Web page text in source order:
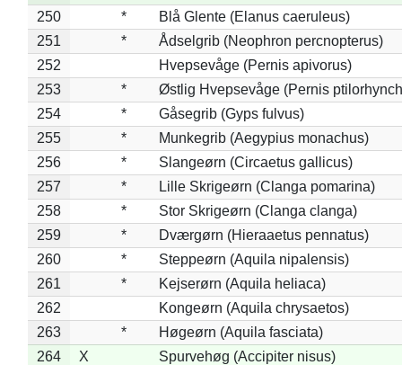
250 *
Blå Glente (Elanus caeruleus)
251
*
Ådselgrib (Neophron percnopterus)
252
Hvepsevåge (Pernis apivorus)
253
*
Østlig Hvepsevåge (Pernis
254
*
Gåsegrib (Gyps fulvus)
255
*
Munkegrib (Aegypius monachus)
256
*
Slangeørn (Circaetus gallicus)
257
*
Lille Skrigeørn (Clanga pomarina)
258
*
Stor Skrigeørn (Clanga clanga)
259
*
Dværgørn (Hieraaetus pennatus)
260
*
Steppeørn (Aquila nipalensis)
261
*
Kejserørn (Aquila heliaca)
262
Kongeørn (Aquila chrysaetos)
263
*
Høgeørn (Aquila fasciata)
264
X
Spurvehøg (Accipiter nisus)